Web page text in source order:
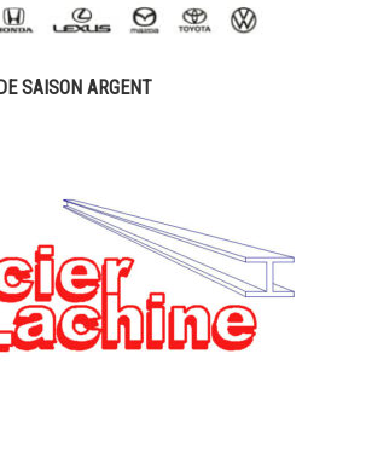
SAISON ARGENT